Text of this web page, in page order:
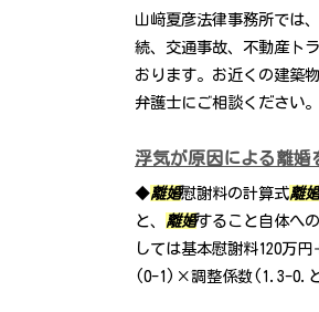
山﨑夏彦法律事務所では
続、交通事故、不動産ト
おります。お近くの建築
弁護士にご相談ください
浮気が原因による離婚
◆離婚慰謝料の計算式離婚
と、 離婚すること自体へ
しては基本慰謝料120万
(0-1)×調整係数(1.3-0.と